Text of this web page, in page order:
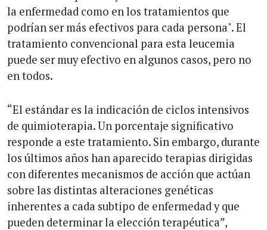
la enfermedad como en los tratamientos que
podrían ser más efectivos para cada persona". El
tratamiento convencional para esta leucemia
puede ser muy efectivo en algunos casos, pero no
en todos.
“El estándar es la indicación de ciclos intensivos
de quimioterapia. Un porcentaje significativo
responde a este tratamiento. Sin embargo, durante
los últimos años han aparecido terapias dirigidas
con diferentes mecanismos de acción que actúan
sobre las distintas alteraciones genéticas
inherentes a cada subtipo de enfermedad y que
pueden determinar la elección terapéutica”,